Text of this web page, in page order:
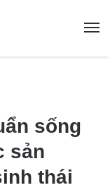
sống
sản
thái